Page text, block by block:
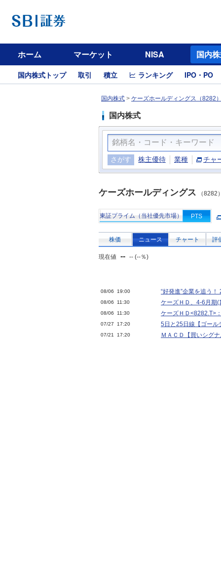
ホーム マーケット NISA 国内
国内株式トップ 取引 積立 ランキング IPO・PO
国内株式 > ケーズホールディングス（8282
国内株式
さがす 株主優待 業種 チャ
ケーズホールディングス （8282
東証プライム（当社優先市場） PTS
株価 ニュース チャート 評
現在値 -- -- (--％)
08/06 19:00 “好発進”企業を追う
08/06 11:30 ケーズＨＤ、4-6月期
08/06 11:30 ケーズＨＤ<8282.T>
07/27 17:20 5日と25日線【ゴー
07/21 17:20 ＭＡＣＤ【買いシグ